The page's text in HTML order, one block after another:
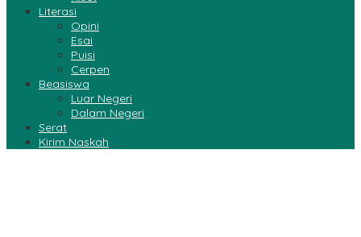
Literasi
Opini
Esai
Puisi
Cerpen
Beasiswa
Luar Negeri
Dalam Negeri
Serat
Kirim Naskah